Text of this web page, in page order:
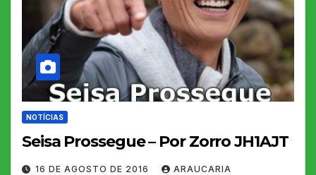
NOTÍCIAS
Seisa Prossegue – Por Zorro JH1AJT
16 DE AGOSTO DE 2016 ARAUCARIA